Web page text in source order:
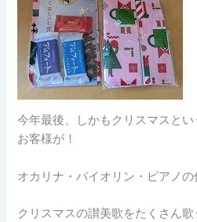
今年最後、しかもクリスマスと
お客様が！
オカリナ・バイオリン・ピアノ
クリスマスの讃美歌をたくさん歌